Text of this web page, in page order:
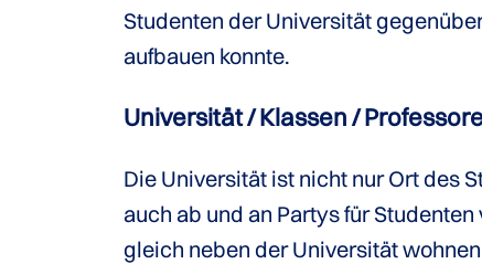
Studenten der Universität
aufbauen konnte.
Universität / Klassen /
Die Universität ist nicht nur Ort des
auch ab und an Partys für
gleich neben der Universität